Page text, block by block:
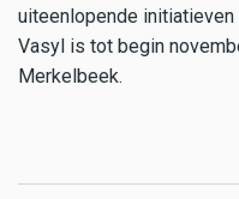
uiteenlopende
Vasyl is tot begin
Merkelbeek.